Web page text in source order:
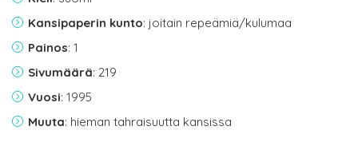
Kansipaperin kunto: joitain repeämiä/kulumaa
Painos: 1
Sivumäärä: 219
Vuosi: 1995
Muuta: hieman tahraisuutta kansissa